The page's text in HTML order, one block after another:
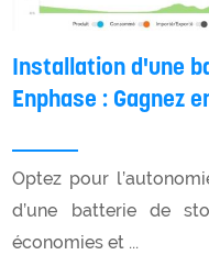
Installation d'une
Enphase : Gagnez
Optez pour
d’une batterie de
économies et ...